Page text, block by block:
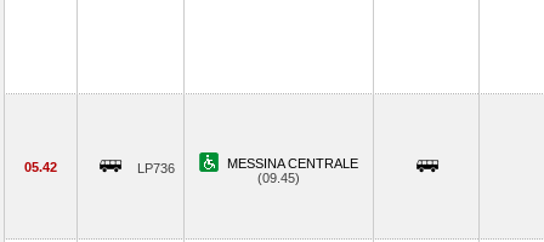
05.42 LP736
MESSINA CENTRALE
(09.45)